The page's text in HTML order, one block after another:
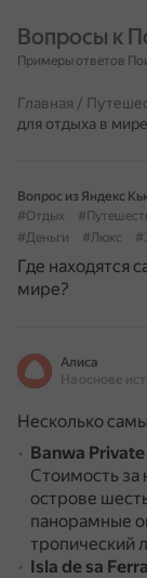
Вопросы к
Примеры ответов
Главная /
для отдыха в
Вопрос из Яндекс
#Отдых
#Деньги
#Люкс
Где находятся
мире?
Алиса
Несколько
Banwa
Стоимость за
острове
панорамные
тропический
Isla de sa